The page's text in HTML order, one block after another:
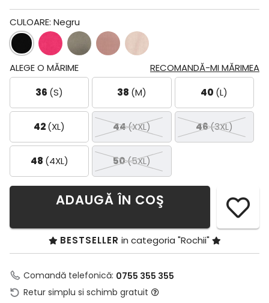
CULOARE: Negru
RECOMANDĂ-MI MĂRIMEA
ALEGE O MĂRIME
36 (S) 38 (M) 40 (L)
42(XL) 44(XXL) 46(3XL)
48 (4XL) 50(5XL)
ADAUGĂ ÎN COŞ
BESTSELLER in categoria "Rochii"
Comandă telefonică: 0755 355 355
Retur simplu si schimb gratuit